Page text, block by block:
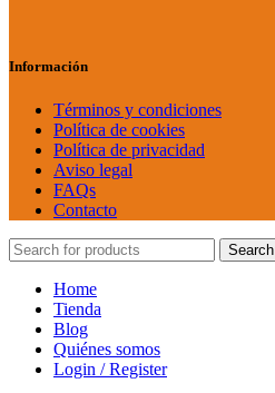
Información
Términos y condiciones
Política de cookies
Política de privacidad
Aviso legal
FAQs
Contacto
Search
Home
Tienda
Blog
Quiénes somos
Login / Register